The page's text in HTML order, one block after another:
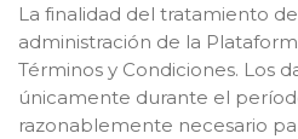
La finalidad del tratamiento
administración de la
Términos y Condiciones. Los
únicamente durante el
razonablemente necesario